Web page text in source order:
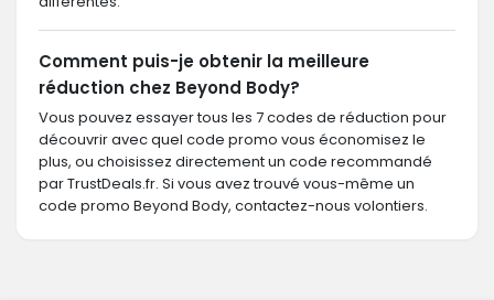
Comment puis-je obtenir la meilleure
réduction chez Beyond Body?
Vous pouvez essayer tous les 7 codes de réduction pour
découvrir avec quel code promo vous économisez le
plus, ou choisissez directement un code recommandé
par TrustDeals.fr. Si vous avez trouvé vous-même un
code promo Beyond Body, contactez-nous volontiers.